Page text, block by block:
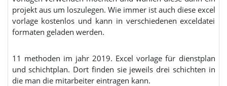
projekt aus um loszulegen. Wie immer ist auch diese excel
vorlage kostenlos und kann in verschiedenen exceldatei
formaten geladen werden.
11 methoden im jahr 2019. Excel vorlage für dienstplan
und schichtplan. Dort finden sie jeweils drei schichten in
die man die mitarbeiter eintragen kann.